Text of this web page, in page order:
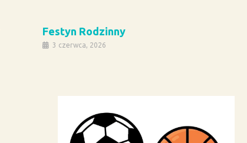
Festyn Rodzinny
3 czerwca, 2026